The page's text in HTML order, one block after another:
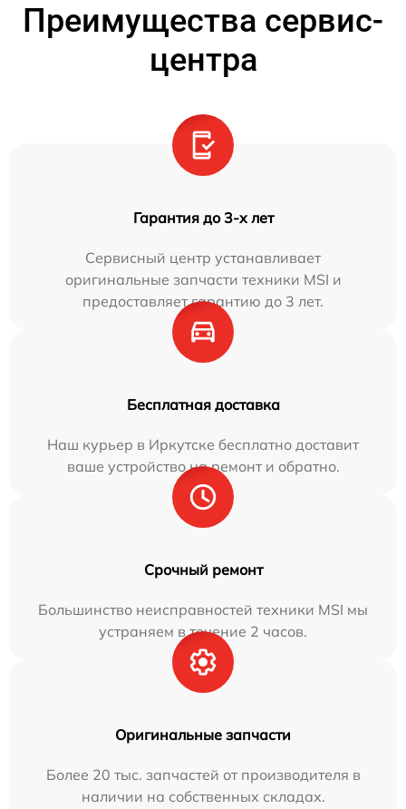
Преимущества сервис-
центра
Гарантия до 3-х лет
Сервисный центр устанавливает
оригинальные запчасти техники MSI и
предоставляет гарантию до 3 лет.
Бесплатная доставка
Наш курьер в Иркутске бесплатно доставит
ваше устройство на ремонт и обратно.
Срочный ремонт
Большинство неисправностей техники MSI мы
устраняем в течение 2 часов.
Оригинальные запчасти
Более 20 тыс. запчастей от производителя в
наличии на собственных складах.